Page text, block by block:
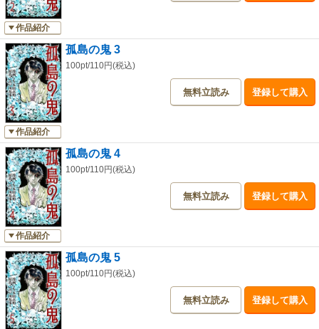
作品紹介
作品紹介
孤島の鬼 3
100pt/110円(税込)
無料立読み 登録して購入
作品紹介
孤島の鬼 4
100pt/110円(税込)
無料立読み 登録して購入
孤島の鬼 5
100pt/110円(税込)
無料立読み 登録して購入